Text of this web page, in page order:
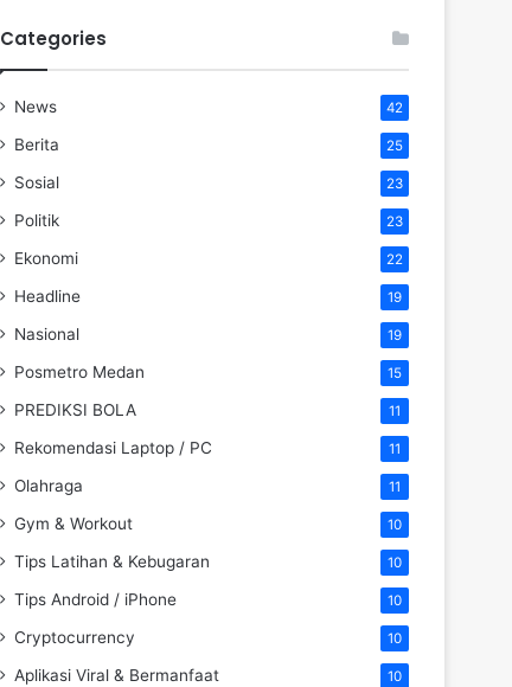
Categories
News 42
Berita 25
Sosial 23
Politik 23
Ekonomi 22
Headline 19
Nasional 19
Posmetro Medan 15
PREDIKSI BOLA 11
Rekomendasi Laptop / PC 11
Olahraga 11
Gym & Workout 10
Tips Latihan & Kebugaran 10
Tips Android / iPhone 10
Cryptocurrency 10
Aplikasi Viral & Bermanfaat 10